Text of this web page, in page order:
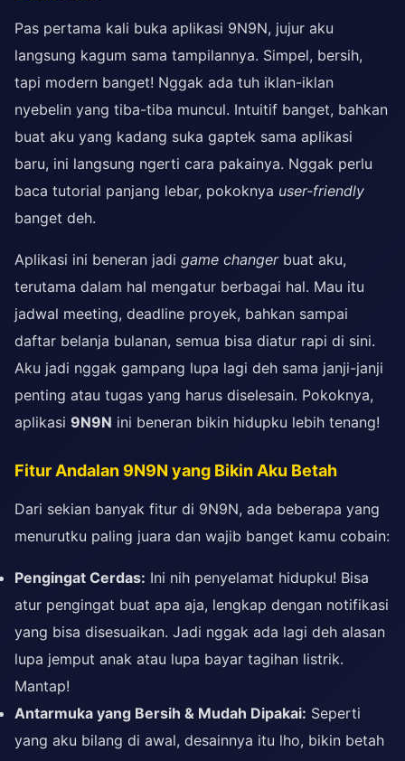
Pas pertama kali buka aplikasi 9N9N, jujur aku
langsung kagum sama tampilannya. Simpel, bersih,
tapi modern banget! Nggak ada tuh iklan-iklan
nyebelin yang tiba-tiba muncul. Intuitif banget, bahkan
buat aku yang kadang suka gaptek sama aplikasi
baru, ini langsung ngerti cara pakainya. Nggak perlu
baca tutorial panjang lebar, pokoknya user-friendly
banget deh.
Aplikasi ini beneran jadi game changerbuat aku,
terutama dalam hal mengatur berbagai hal. Mau itu
jadwal meeting, deadline proyek, bahkan sampai
daftar belanja bulanan, semua bisa diatur rapi di sini.
Aku jadi nggak gampang lupa lagi deh sama janji-janji
penting atau tugas yang harus diselesain. Pokoknya,
aplikasi 9N9N ini beneran bikin hidupku lebih tenang!
Fitur Andalan 9N9N yang Bikin Aku Betah
Dari sekian banyak fitur di 9N9N, ada beberapa yang
menurutku paling juara dan wajib banget kamu cobain:
Pengingat Cerdas: Ini nih penyelamat hidupku! Bisa
atur pengingat buat apa aja, lengkap dengan notifikasi
yang bisa disesuaikan. Jadi nggak ada lagi deh alasan
lupa jemput anak atau lupa bayar tagihan listrik.
Mantap!
Antarmuka yang Bersih & Mudah Dipakai: Seperti
yang aku bilang di awal, desainnya itu lho, bikin betah